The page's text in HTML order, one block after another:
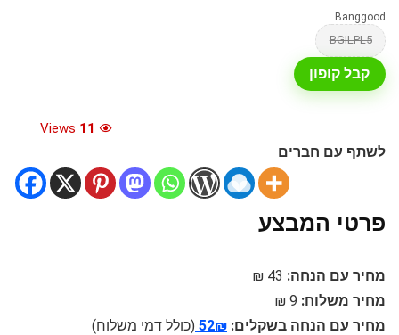
Banggood
BGILPL5
קבל קופון
11
לשתף עם חברים
פרטי המבצע
מחיר עם הנחה: 43 ₪
מחיר משלוח: 9 ₪
מחיר עם הנחה בשקלים: 52₪ (כולל דמי משלוח)